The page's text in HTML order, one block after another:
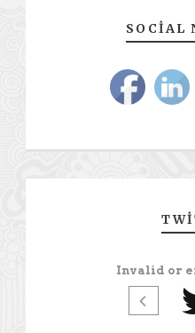
SOCIAL
Invalid or